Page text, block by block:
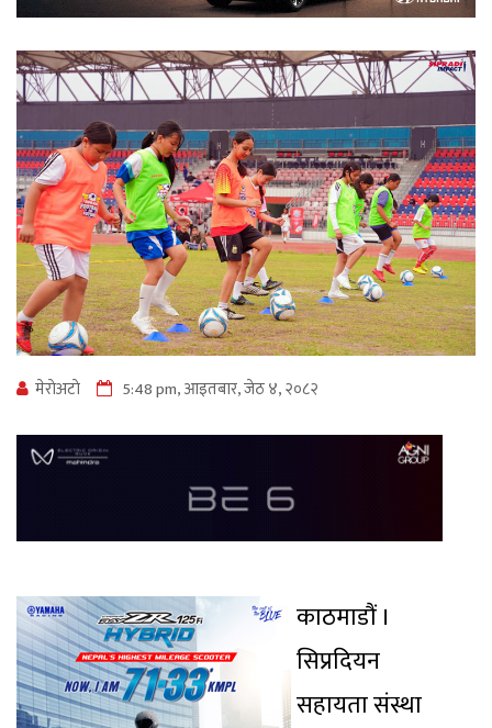
मेराेअटाे 5:48 pm, आइतबार, जेठ ४, २०८२
काठमाडौं ।
सिप्रदियन
सहायता संस्था